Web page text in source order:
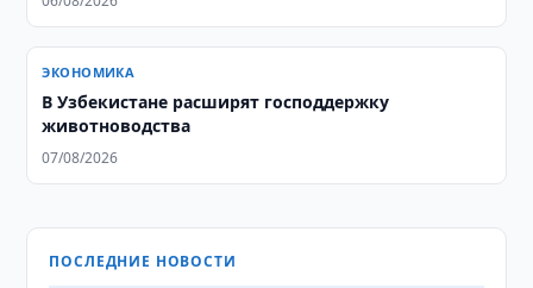
ЭКОНОМИКА
В Узбекистане расширят господдержку
животноводства
07/08/2026
ПОСЛЕДНИЕ НОВОСТИ